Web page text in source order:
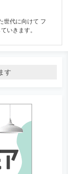
世代に向けて フ
いきます。
す